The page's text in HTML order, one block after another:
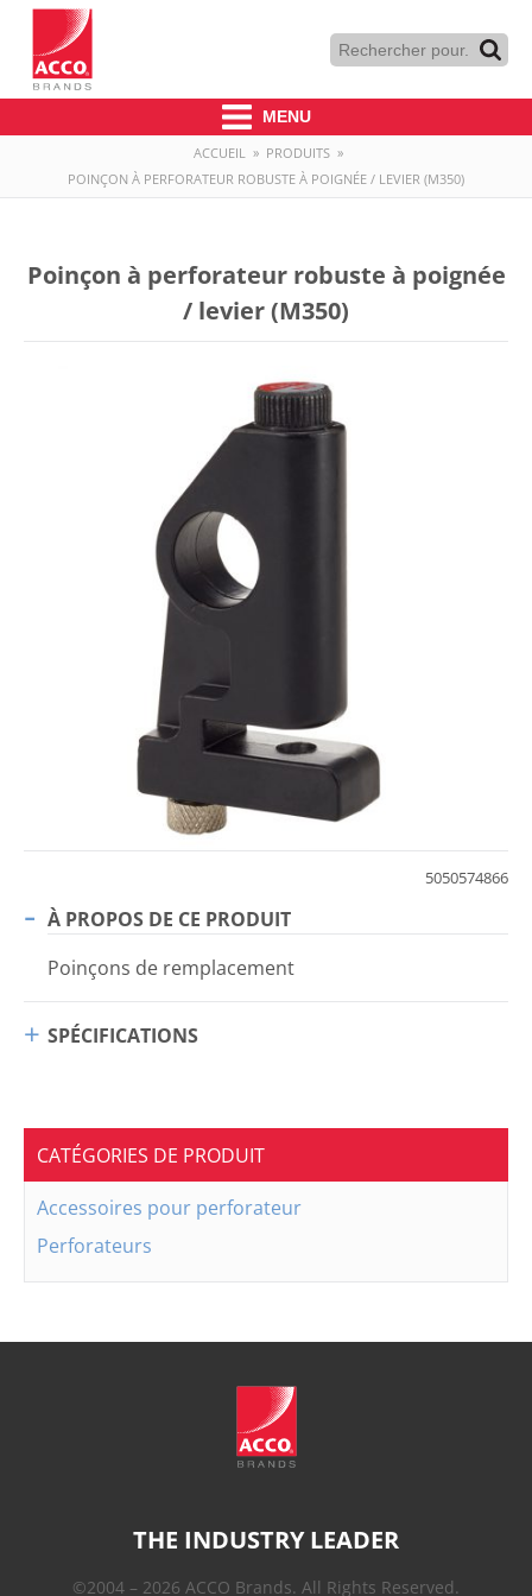
MENU
ACCUEIL » PRODUITS »
POINÇON À PERFORATEUR ROBUSTE À POIGNÉE / LEVIER (M350)
Poinçon à perforateur robuste à poignée
/ levier (M350)
5050574866
À PROPOS DE CE PRODUIT
Poinçons de remplacement
SPÉCIFICATIONS
CATÉGORIES DE PRODUIT
Accessoires pour perforateur
Perforateurs
THE INDUSTRY LEADER
©2004 – 2026 ACCO Brands. All Rights Reserved.